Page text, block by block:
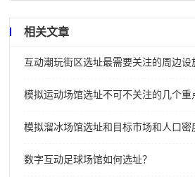
相关文章
互动潮玩街区选址最需要关注的周边设
模拟运动场馆选址不可不关注的几个重
模拟溜冰场馆选址和目标市场和人口密
数字互动足球场馆如何选址？